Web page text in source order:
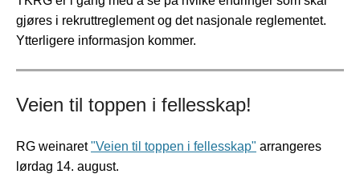
gjøres i rekruttreglement og det nasjonale reglementet.
Ytterligere informasjon kommer.
Veien til toppen i fellesskap!
RG weinaret"Veien til toppen i fellesskap" arrangeres
lørdag 14. august.